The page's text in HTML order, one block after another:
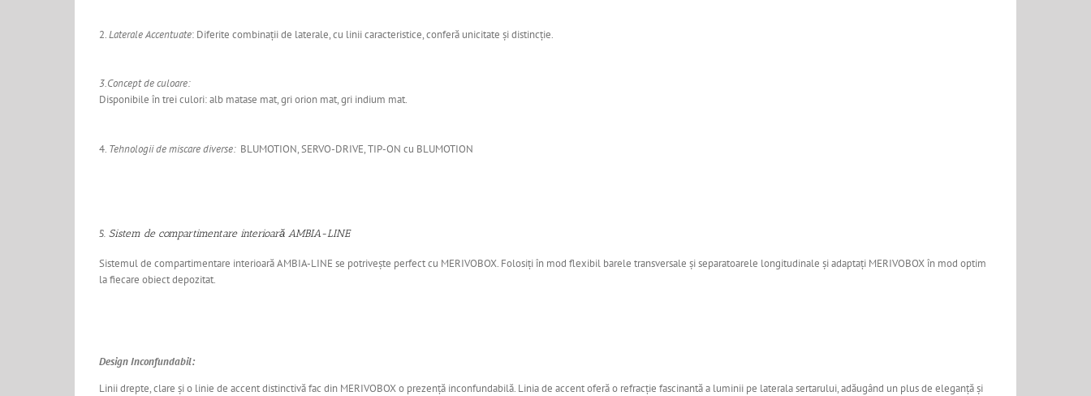
2.Laterale Accentuate: Diferite combinații de laterale, cu linii caracteristice, conferă unicitate și distincție.
3.Concept de culoare:
Disponibile în trei culori: alb matase mat, gri orion mat, gri indium mat.
4. Tehnologii de miscare diverse:BLUMOTION, SERVO-DRIVE, TIP-ON cu BLUMOTION
5. Sistem de compartimentare interioară AMBIA-LINE
Sistemul de compartimentare interioară AMBIA-LINE se potrivește perfect cu MERIVOBOX. Folosiți în mod flexibil barele transversale și separatoarele longitudinale și adaptați MERIVOBOX în mod optim
la fiecare obiect depozitat.
Design Inconfundabil:
Linii drepte, clare și o linie de accent distinctivă fac din MERIVOBOX o prezență inconfundabilă. Linia de accent oferă o refracție fascinantă a luminii pe laterala sertarului, adăugând un plus de eleganță și